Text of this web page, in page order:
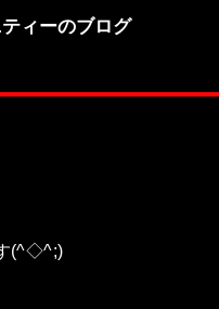
ィーのブログ
(^◇^;)